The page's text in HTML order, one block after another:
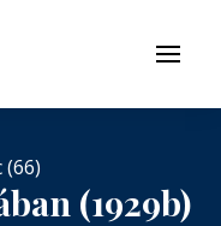
Menü
(66)
(1929b)